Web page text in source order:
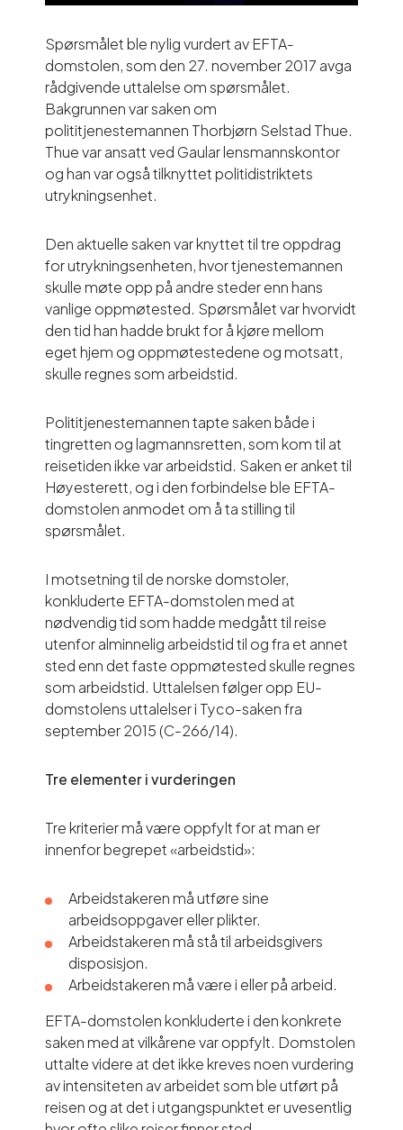
Spørsmålet ble nylig vurdert av EFTA-
domstolen, som den 27. november 2017 avga
rådgivende uttalelse om spørsmålet.
Bakgrunnen var saken om
polititjenestemannen Thorbjørn Selstad Thue.
Thue var ansatt ved Gaular lensmannskontor
og han var også tilknyttet politidistriktets
utrykningsenhet.
Den aktuelle saken var knyttet til tre oppdrag
for utrykningsenheten, hvor tjenestemannen
skulle møte opp på andre steder enn hans
vanlige oppmøtested. Spørsmålet var hvorvidt
den tid han hadde brukt for å kjøre mellom
eget hjem og oppmøtestedene og motsatt,
skulle regnes som arbeidstid.
Polititjenestemannen tapte saken både i
tingretten og lagmannsretten, som kom til at
reisetiden ikke var arbeidstid. Saken er anket til
Høyesterett, og i den forbindelse ble EFTA-
domstolen anmodet om å ta stilling til
spørsmålet.
I motsetning til de norske domstoler,
konkluderte EFTA-domstolen med at
nødvendig tid som hadde medgått til reise
utenfor alminnelig arbeidstid til og fra et annet
sted enn det faste oppmøtested skulle regnes
som arbeidstid. Uttalelsen følger opp EU-
domstolens uttalelser i Tyco-saken fra
september 2015 (C-266/14).
Tre elementer i vurderingen
Tre kriterier må være oppfylt for at man er
innenfor begrepet «arbeidstid»:
Arbeidstakeren må utføre sine
arbeidsoppgaver eller plikter.
Arbeidstakeren må stå til arbeidsgivers
disposisjon.
Arbeidstakeren må være i eller på arbeid.
EFTA-domstolen konkluderte i den konkrete
saken med at vilkårene var oppfylt. Domstolen
uttalte videre at det ikke kreves noen vurdering
av intensiteten av arbeidet som ble utført på
reisen og at det i utgangspunktet er uvesentlig